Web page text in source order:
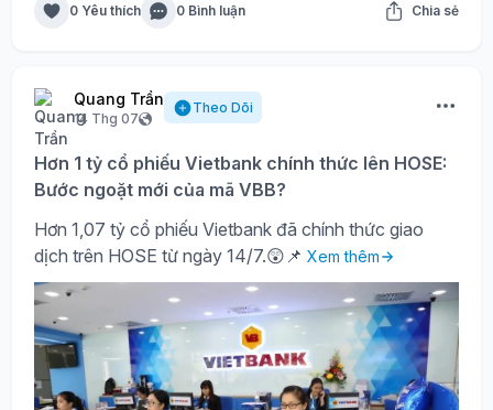
0 Yêu thích 0 Bình luận Chia sẻ
Quang Trần
14 Thg 07
Theo Dõi
Hơn 1 tỷ cổ phiếu Vietbank chính thức lên HOSE:
Bước ngoặt mới của mã VBB?
Hơn 1,07 tỷ cổ phiếu Vietbank đã chính thức giao
dịch trên HOSE từ ngày 14/7.😲📌 Xem thêm